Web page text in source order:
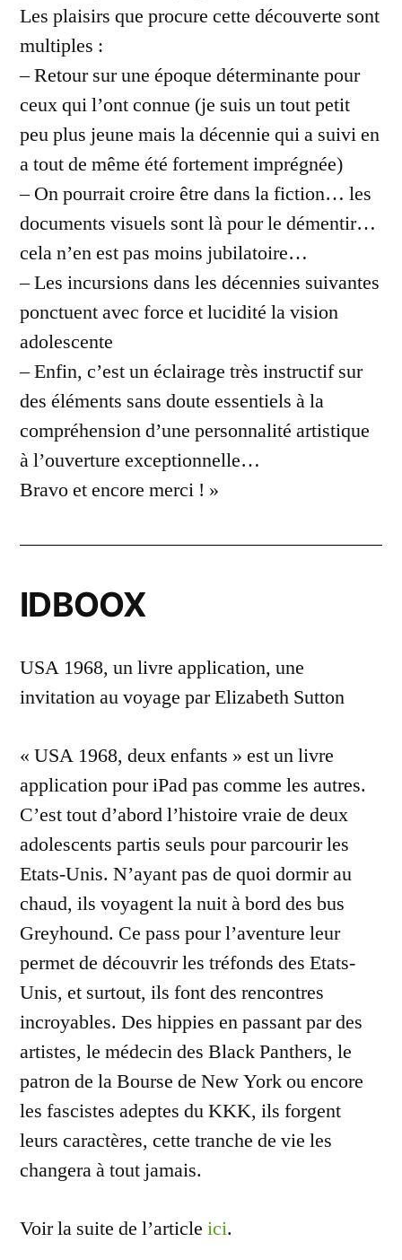
Les plaisirs que procure cette découverte sont
multiples :
– Retour sur une époque déterminante pour
ceux qui l’ont connue (je suis un tout petit
peu plus jeune mais la décennie qui a suivi en
a tout de même été fortement imprégnée)
– On pourrait croire être dans la fiction… les
documents visuels sont là pour le démentir…
cela n’en est pas moins jubilatoire…
– Les incursions dans les décennies suivantes
ponctuent avec force et lucidité la vision
adolescente
– Enfin, c’est un éclairage très instructif sur
des éléments sans doute essentiels à la
compréhension d’une personnalité artistique
à l’ouverture exceptionnelle…
Bravo et encore merci ! »
IDBOOX
USA 1968, un livre application, une
invitation au voyage par Elizabeth Sutton
« USA 1968, deux enfants » est un livre
application pour iPad pas comme les autres.
C’est tout d’abord l’histoire vraie de deux
adolescents partis seuls pour parcourir les
Etats-Unis. N’ayant pas de quoi dormir au
chaud, ils voyagent la nuit à bord des bus
Greyhound. Ce pass pour l’aventure leur
permet de découvrir les tréfonds des Etats-
Unis, et surtout, ils font des rencontres
incroyables. Des hippies en passant par des
artistes, le médecin des Black Panthers, le
patron de la Bourse de New York ou encore
les fascistes adeptes du KKK, ils forgent
leurs caractères, cette tranche de vie les
changera à tout jamais.
Voir la suite de l’article ici.